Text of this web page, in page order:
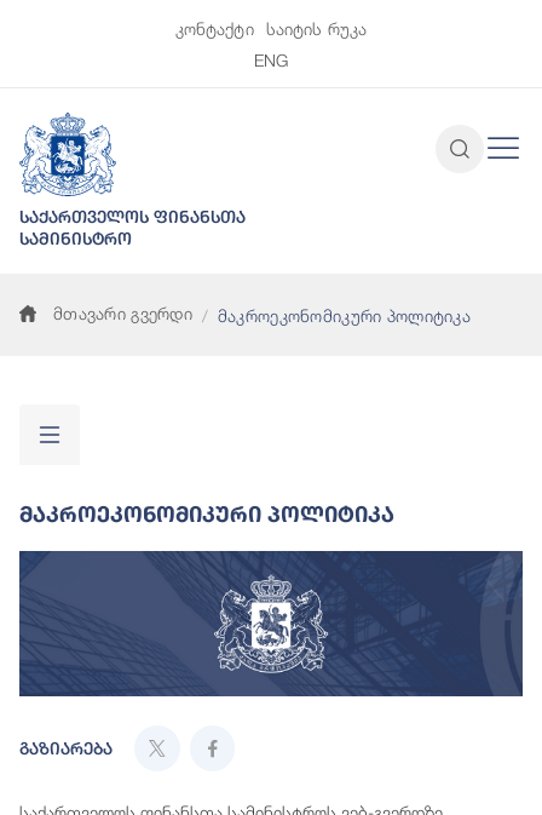
კონტაქტი
საიტის რუკა
ENG
საქართველოს ფინანსთა
სამინისტრო
მთავარი გვერდი მაკროეკონომიკური პოლიტიკა
Მაკროეკონომიკური Პოლიტიკა
გაზიარება